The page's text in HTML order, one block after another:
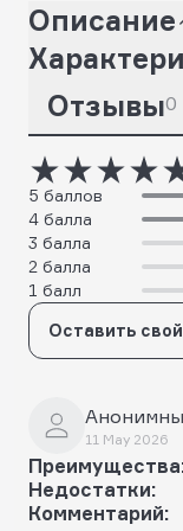
Описание
Отзывы0
5 баллов
4 балла
3 балла
2 балла
1 балл
Оставить
11 May 2026
Недостатки:
Комментарий: